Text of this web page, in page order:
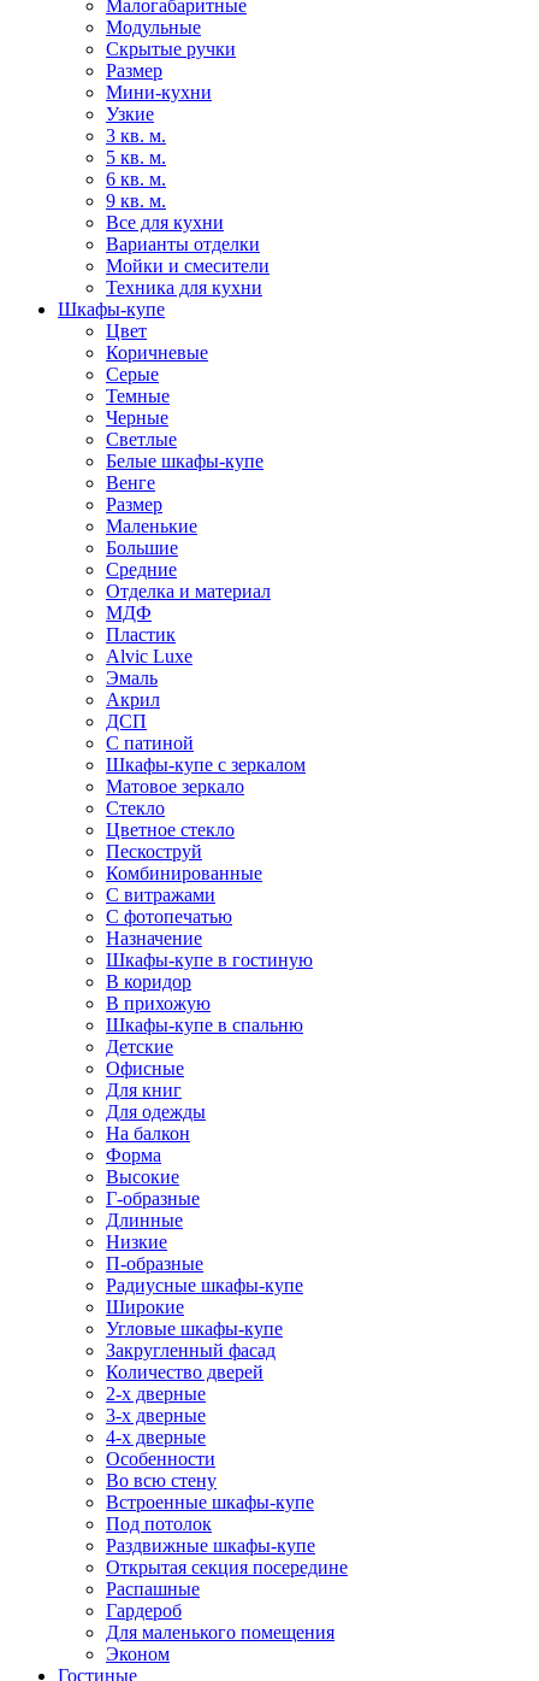
Малогабаритные
Модульные
Скрытые ручки
Размер
Мини-кухни
Узкие
3 кв. м.
5 кв. м.
6 кв. м.
9 кв. м.
Все для кухни
Варианты отделки
Мойки и смесители
Техника для кухни
Шкафы-купе
Цвет
Коричневые
Серые
Темные
Черные
Светлые
Белые шкафы-купе
Венге
Размер
Маленькие
Большие
Средние
Отделка и материал
МДФ
Пластик
Alvic Luxe
Эмаль
Акрил
ДСП
С патиной
Шкафы-купе с зеркалом
Матовое зеркало
Стекло
Цветное стекло
Пескоструй
Комбинированные
С витражами
С фотопечатью
Назначение
Шкафы-купе в гостиную
В коридор
В прихожую
Шкафы-купе в спальню
Детские
Офисные
Для книг
Для одежды
На балкон
Форма
Высокие
Г-образные
Длинные
Низкие
П-образные
Радиусные шкафы-купе
Широкие
Угловые шкафы-купе
Закругленный фасад
Количество дверей
2-х дверные
3-х дверные
4-х дверные
Особенности
Во всю стену
Встроенные шкафы-купе
Под потолок
Раздвижные шкафы-купе
Открытая секция посередине
Распашные
Гардероб
Для маленького помещения
Эконом
Гостиные